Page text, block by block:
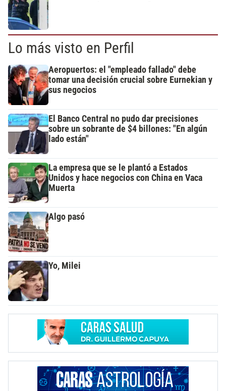
Lo más visto en Perfil
Aeropuertos: el "empleado fallado" debe
tomar una decisión crucial sobre Eurnekian y
sus negocios
El Banco Central no pudo dar precisiones
sobre un sobrante de $4 billones: "En algún
lado están"
La empresa que se le plantó a Estados
Unidos y hace negocios con China en Vaca
Muerta
Algo pasó
Yo, Milei